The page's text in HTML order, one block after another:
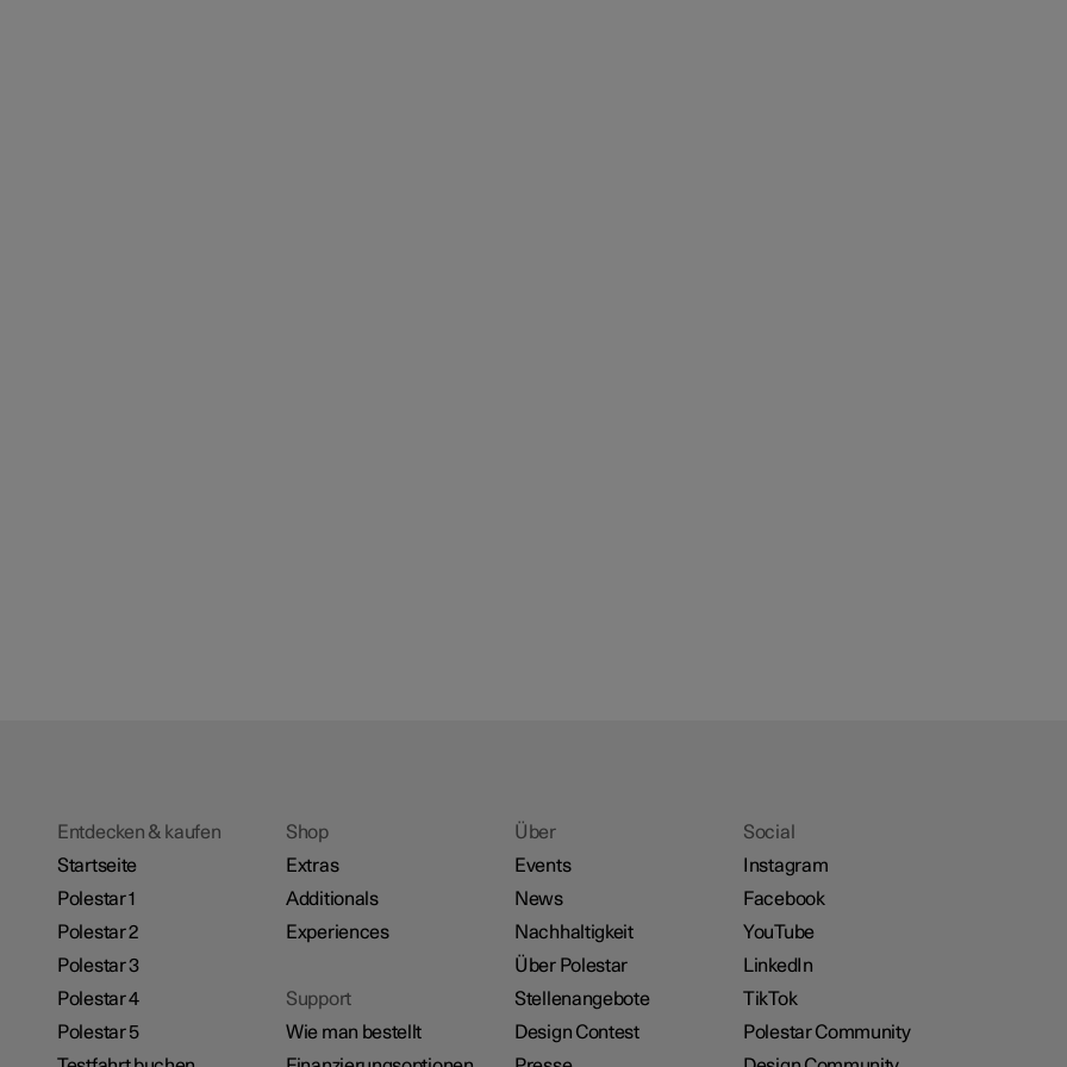
Entdecken & kaufen
Startseite
Polestar 1
Polestar 2
Polestar 3
Polestar 4
Polestar 5
Shop
Extras
Additionals
Experiences
Support
Wie man bestellt
Über
Events
News
Nachhaltigkeit
Über Polestar
Stellenangebote
Design Contest
Social
Instagram
Facebook
YouTube
LinkedIn
TikTok
Polestar Community